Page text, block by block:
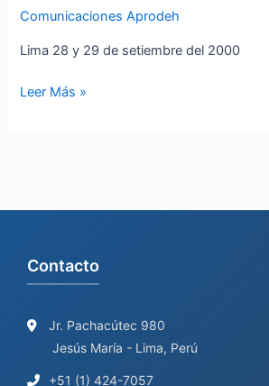
Comunicaciones Aprodeh
Lima 28 y 29 de setiembre del 2000
Leer Más »
Contacto
Jr. Pachacútec 980
Jesús María - Lima, Perú
+51 (1) 424-7057